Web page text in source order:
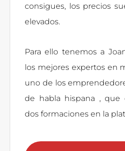
consigues, los precios
elevados.
Para ello tenemos a
los mejores expertos en
uno de los
de habla hispana , que
dos formaciones en la